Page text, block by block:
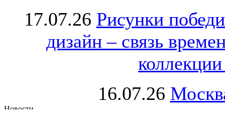
17.07.26 Рисунки
дизайн – связь
16.07.26